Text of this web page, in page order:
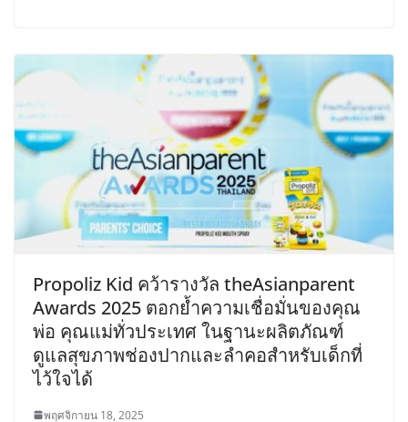
Propoliz Kid คว้ารางวัล theAsianparent
Awards 2025 ตอกย้ำความเชื่อมั่นของคุณ
พ่อ คุณแม่ทั่วประเทศ ในฐานะผลิตภัณฑ์
ดูแลสุขภาพช่องปากและลำคอสำหรับเด็กที่
ไว้ใจได้
พฤศจิกายน 18, 2025